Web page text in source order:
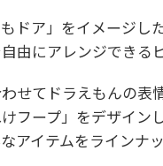
もドア」をイメージ
由にアレンジできる
せてドラえもんの表
けフープ」をデザイ
アイテムをラインナ